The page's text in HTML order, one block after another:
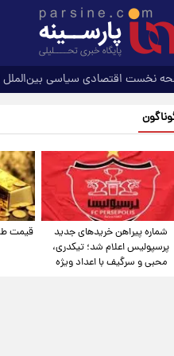
نخست اقتصادی سیاسی بین‌الملل
شماره پیراهن خریدهای جدید
پرسپولیس اعلام شد؛ تیکدری،
محبی و سرگیف با اعداد ویژه